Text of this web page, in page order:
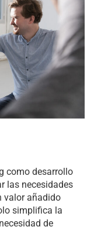
como desarrollo
las necesidades
valor añadido
simplifica la
de